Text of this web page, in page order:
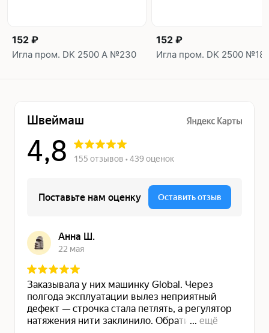
152 ₽
Игла пром. DK 2500 A №230
152 ₽
Игла пром. DK 2500